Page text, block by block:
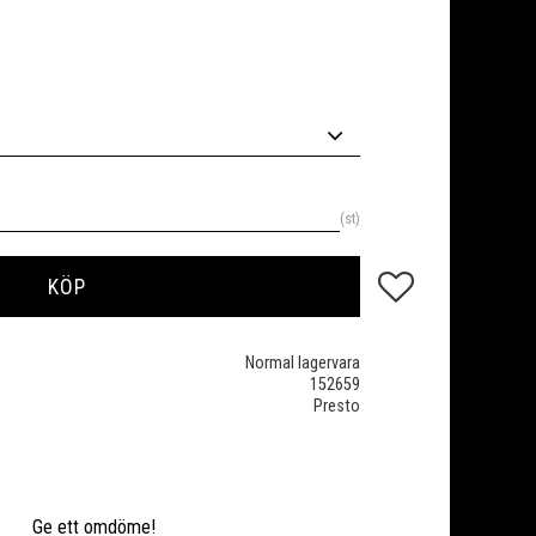
st
KÖP Lägg till i favoriter
Normal lagervara
152659
Presto
Ge ett omdöme!